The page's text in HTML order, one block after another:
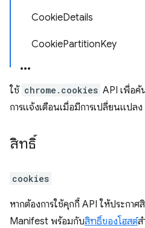
CookieDetails
CookiePartitionKey
ใช้ chrome.cookies API เพื่อค้
การแจ้งเตือนเมื่อมีการเปลี่ยนแปลง
สิทธิ์
cookies
หากต้องการใช้คุกกี้ API ให้ประกาศ
Manifest พร้อมกับสิทธิ์ของโฮสต์